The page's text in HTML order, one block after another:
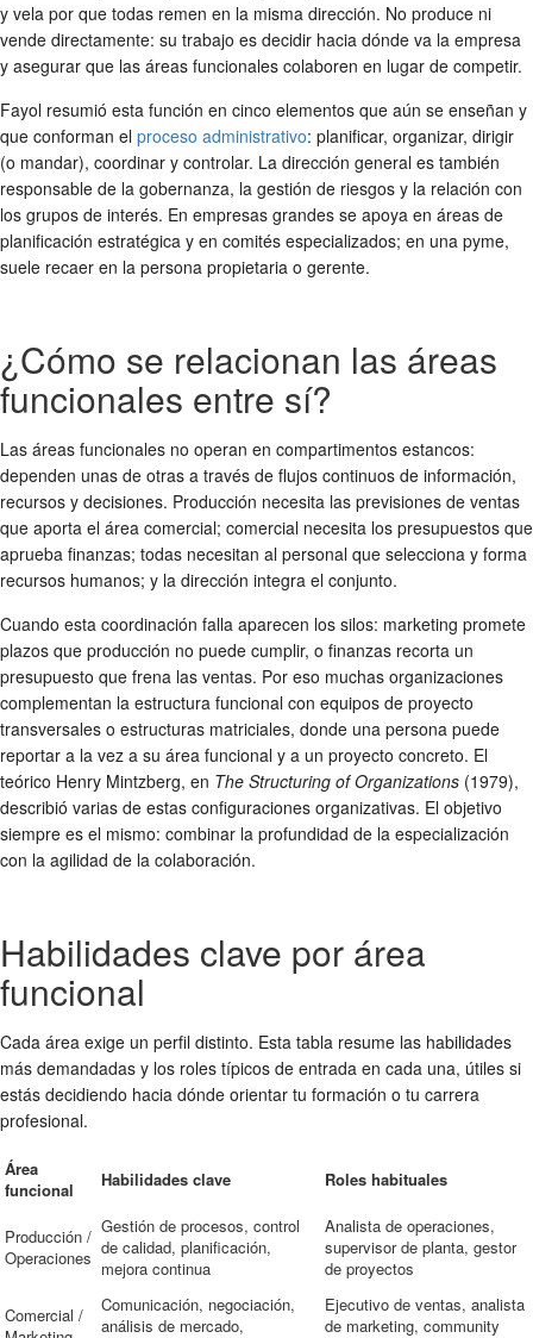
y vela por que todas remen en la misma dirección. No produce ni
vende directamente: su trabajo es decidir hacia dónde va la empresa
y asegurar que las áreas funcionales colaboren en lugar de competir.
Fayol resumió esta función en cinco elementos que aún se enseñan y
que conforman el proceso administrativo: planificar, organizar, dirigir
(o mandar), coordinar y controlar. La dirección general es también
responsable de la gobernanza, la gestión de riesgos y la relación con
los grupos de interés. En empresas grandes se apoya en áreas de
planificación estratégica y en comités especializados; en una pyme,
suele recaer en la persona propietaria o gerente.
¿Cómo se relacionan las áreas
funcionales entre sí?
Las áreas funcionales no operan en compartimentos estancos:
dependen unas de otras a través de flujos continuos de información,
recursos y decisiones. Producción necesita las previsiones de ventas
que aporta el área comercial; comercial necesita los presupuestos que
aprueba finanzas; todas necesitan al personal que selecciona y forma
recursos humanos; y la dirección integra el conjunto.
Cuando esta coordinación falla aparecen los silos: marketing promete
plazos que producción no puede cumplir, o finanzas recorta un
presupuesto que frena las ventas. Por eso muchas organizaciones
complementan la estructura funcional con equipos de proyecto
transversales o estructuras matriciales, donde una persona puede
reportar a la vez a su área funcional y a un proyecto concreto. El
teórico Henry Mintzberg, en The Structuring of Organizations (1979),
describió varias de estas configuraciones organizativas. El objetivo
siempre es el mismo: combinar la profundidad de la especialización
con la agilidad de la colaboración.
Habilidades clave por área
funcional
Cada área exige un perfil distinto. Esta tabla resume las habilidades
más demandadas y los roles típicos de entrada en cada una, útiles si
estás decidiendo hacia dónde orientar tu formación o tu carrera
profesional.
Área
funcional
Habilidades clave Roles habituales
Producción /
Operaciones
Gestión de procesos, control
de calidad, planificación,
mejora continua
Analista de operaciones,
supervisor de planta, gestor
de proyectos
Comercial /
Comunicación, negociación,
análisis de mercado,
Ejecutivo de ventas, analista
de marketing, community